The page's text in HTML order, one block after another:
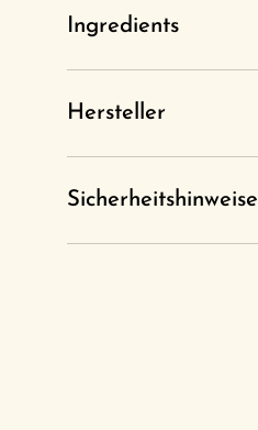
Ingredients
Hersteller
Sicherheitshinweise